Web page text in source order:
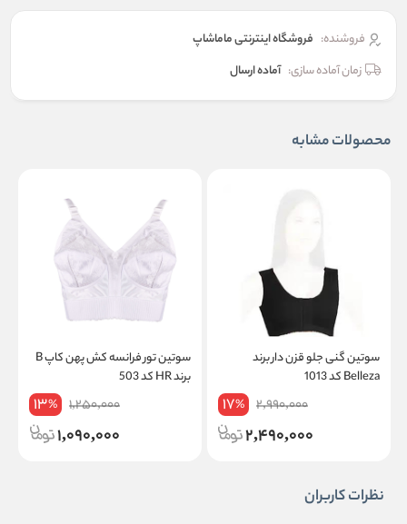
فروشنده: فروشگاه اینترنتی ماماشاپ
زمان آماده سازی: آماده ارسال
محصولات مشابه
سوتین گنی جلو قزن دار برند
Belleza کد 1013
2,990,000
17%
2,490,000
سوتین تور فرانسه کش پهن کاپ B
برند HR کد 503
1,250,000
13%
1,090,000
نظرات کاربران